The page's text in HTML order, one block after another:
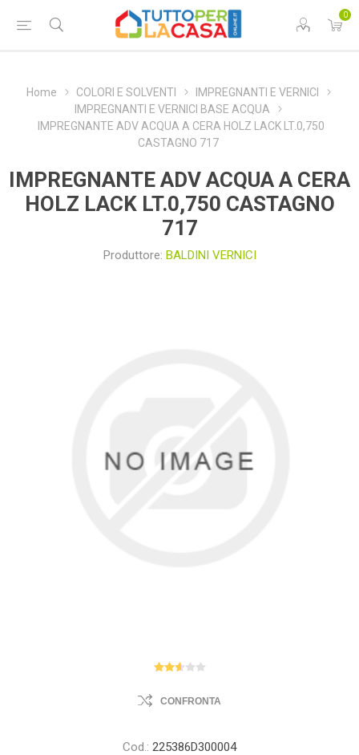
0
Home COLORI E SOLVENTI
IMPREGNANTI E VERNICI
IMPREGNANTI E VERNICI BASE ACQUA
IMPREGNANTE ADV ACQUA A CERA HOLZ LACK LT.0,750
CASTAGNO 717
IMPREGNANTE ADV ACQUA A CERA
HOLZ LACK LT.0,750 CASTAGNO
717
Produttore: BALDINI VERNICI
CONFRONTA
Cod.: 225386D300004